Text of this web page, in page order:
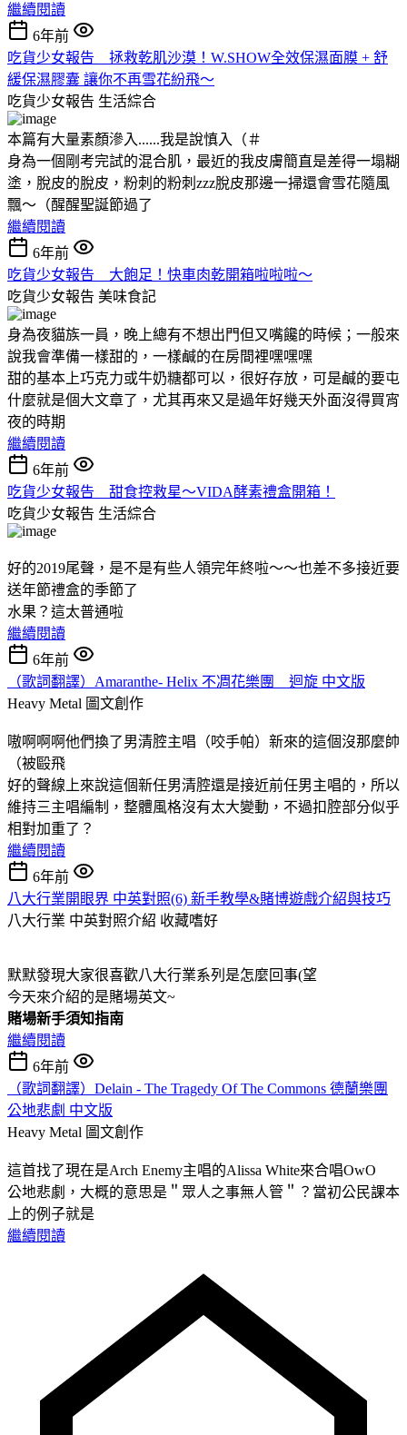
繼續閱讀
6年前
吃貨少女報告 拯救乾肌沙漠！W.SHOW全效保濕面膜 + 舒
緩保濕膠囊 讓你不再雪花紛飛～
吃貨少女報告 生活綜合
本篇有大量素顏滲入......我是說慎入（＃
身為一個剛考完試的混合肌，最近的我皮膚簡直是差得一塌糊
塗，脫皮的脫皮，粉刺的粉刺zzz脫皮那邊一掃還會雪花隨風
飄～（醒醒聖誕節過了
繼續閱讀
6年前
吃貨少女報告 大飽足！快車肉乾開箱啦啦啦～
吃貨少女報告 美味食記
身為夜貓族一員，晚上總有不想出門但又嘴饞的時候；一般來
說我會準備一樣甜的，一樣鹹的在房間裡嘿嘿嘿
甜的基本上巧克力或牛奶糖都可以，很好存放，可是鹹的要屯
什麼就是個大文章了，尤其再來又是過年好幾天外面沒得買宵
夜的時期
繼續閱讀
6年前
吃貨少女報告 甜食控救星～VIDA酵素禮盒開箱！
吃貨少女報告 生活綜合
好的2019尾聲，是不是有些人領完年終啦～～也差不多接近要
送年節禮盒的季節了
水果？這太普通啦
繼續閱讀
6年前
（歌詞翻譯）Amaranthe- Helix 不凋花樂團 迴旋 中文版
Heavy Metal 圖文創作
嗷啊啊啊他們換了男清腔主唱（咬手帕）新來的這個沒那麼帥
（被毆飛
好的聲線上來說這個新任男清腔還是接近前任男主唱的，所以
維持三主唱編制，整體風格沒有太大變動，不過扣腔部分似乎
相對加重了？
繼續閱讀
6年前
八大行業開眼界 中英對照(6) 新手教學&賭博遊戲介紹與技巧
八大行業 中英對照介紹 收藏嗜好
默默發現大家很喜歡八大行業系列是怎麼回事(望
今天來介紹的是賭場英文~
賭場新手須知指南
繼續閱讀
6年前
（歌詞翻譯）Delain - The Tragedy Of The Commons 德蘭樂團
公地悲劇 中文版
Heavy Metal 圖文創作
這首找了現在是Arch Enemy主唱的Alissa White來合唱OwO
公地悲劇，大概的意思是＂眾人之事無人管＂？當初公民課本
上的例子就是
繼續閱讀